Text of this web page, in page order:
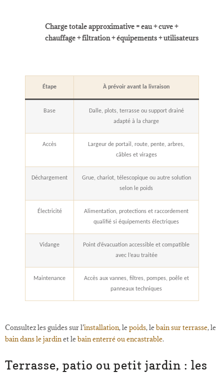
Charge totale approximative = eau + cuve +
chauffage + filtration + équipements + utilisateurs
Étape À prévoir avant la livraison
Base
Dalle, plots, terrasse ou support drainé
adapté à la charge
Accès
Largeur de portail, route, pente, arbres,
câbles et virages
Déchargement
Grue, chariot, télescopique ou autre solution
selon le poids
Électricité
Alimentation, protections et raccordement
qualifié si équipements électriques
Vidange
Point d’évacuation accessible et compatible
avec l’eau traitée
Maintenance
Accès aux vannes, filtres, pompes, poêle et
panneaux techniques
Consultez les guides sur l’installation, lepoids, lebain sur terrasse, le
bain dans le jardinet lebain enterré ou encastrable.
Terrasse, patio ou petit jardin : les